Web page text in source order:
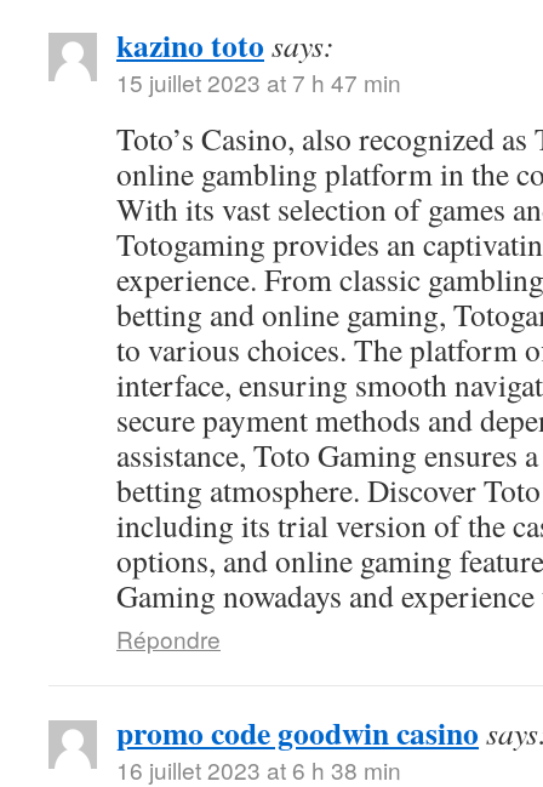
kazino toto says:
15 juillet 2023 at 7 h 47 min
Toto’s Casino, also recognized
online gambling platform in the
With its vast selection of games
Totogaming provides an
experience. From classic
betting and online gaming,
to various choices. The platform
interface, ensuring smooth
secure payment methods and
assistance, Toto Gaming ensures
betting atmosphere. Discover
including its trial version of the
options, and online gaming
Gaming nowadays and
Répondre
promo code goodwin casino
16 juillet 2023 at 6 h 38 min